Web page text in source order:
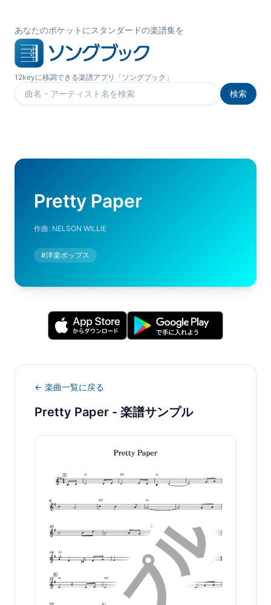
あなたのポケットにスタンダードの楽譜集を
12keyに移調できる楽譜アプリ「ソングブック」
楽曲を検索
検索
Pretty Paper
作曲: NELSON WILLIE
#洋楽ポップス
← 楽曲一覧に戻る
Pretty Paper - 楽譜サンプル